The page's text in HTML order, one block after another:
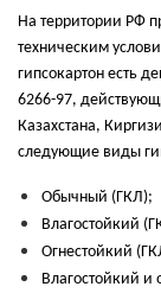
На территории РФ
техническим
гипсокартон есть
6266-97,
Казахстана,
следующие виды
Обычный (ГКЛ);
Влагостойкий
Огнестойкий
Влагостойкий и